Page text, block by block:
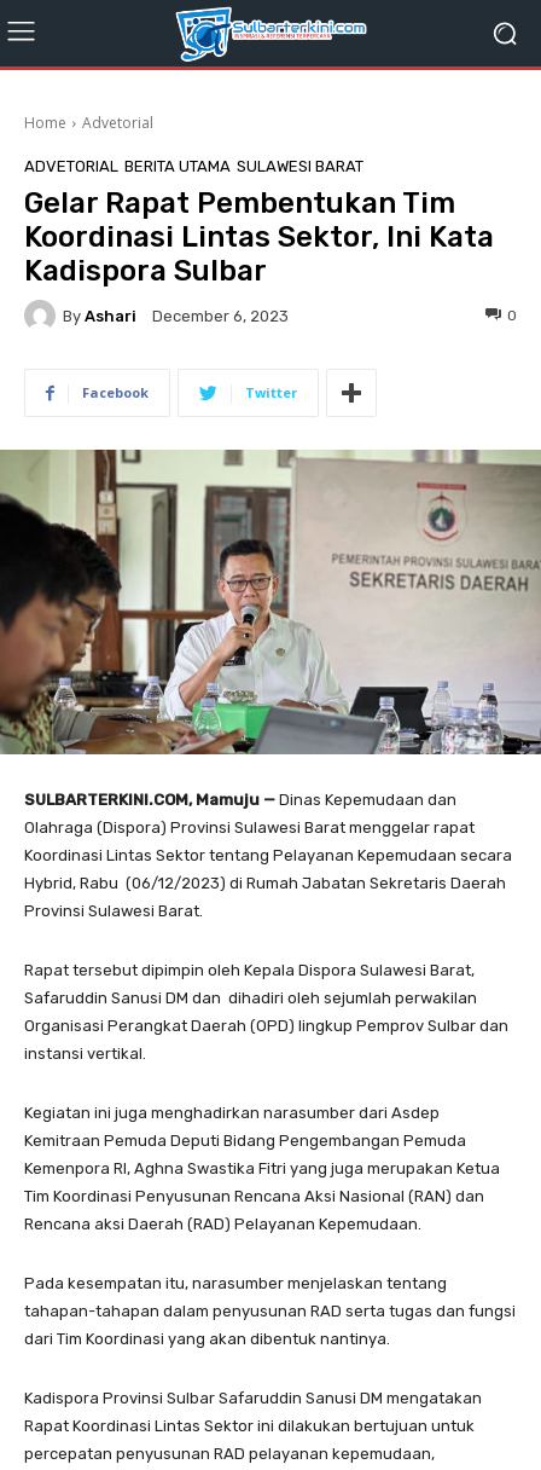
Home Advetorial
ADVETORIAL BERITA UTAMA SULAWESI BARAT
Gelar Rapat Pembentukan Tim
Koordinasi Lintas Sektor, Ini Kata
Kadispora Sulbar
By Ashari December 6, 2023 0
Facebook Twitter
SULBARTERKINI.COM, Mamuju — Dinas Kepemudaan dan
Olahraga (Dispora) Provinsi Sulawesi Barat menggelar rapat
Koordinasi Lintas Sektor tentang Pelayanan Kepemudaan secara
Hybrid, Rabu (06/12/2023) di Rumah Jabatan Sekretaris Daerah
Provinsi Sulawesi Barat.
Rapat tersebut dipimpin oleh Kepala Dispora Sulawesi Barat,
Safaruddin Sanusi DM dan dihadiri oleh sejumlah perwakilan
Organisasi Perangkat Daerah (OPD) lingkup Pemprov Sulbar dan
instansi vertikal.
Kegiatan ini juga menghadirkan narasumber dari Asdep
Kemitraan Pemuda Deputi Bidang Pengembangan Pemuda
Kemenpora RI, Aghna Swastika Fitri yang juga merupakan Ketua
Tim Koordinasi Penyusunan Rencana Aksi Nasional (RAN) dan
Rencana aksi Daerah (RAD) Pelayanan Kepemudaan.
Pada kesempatan itu, narasumber menjelaskan tentang
tahapan-tahapan dalam penyusunan RAD serta tugas dan fungsi
dari Tim Koordinasi yang akan dibentuk nantinya.
Kadispora Provinsi Sulbar Safaruddin Sanusi DM mengatakan
Rapat Koordinasi Lintas Sektor ini dilakukan bertujuan untuk
percepatan penyusunan RAD pelayanan kepemudaan,